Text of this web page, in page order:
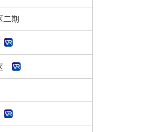
二期